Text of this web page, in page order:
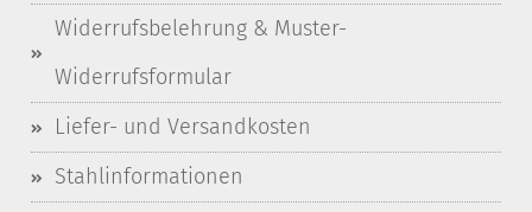
Widerrufsbelehrung & Muster-
Widerrufsformular
Liefer- und Versandkosten
Stahlinformationen